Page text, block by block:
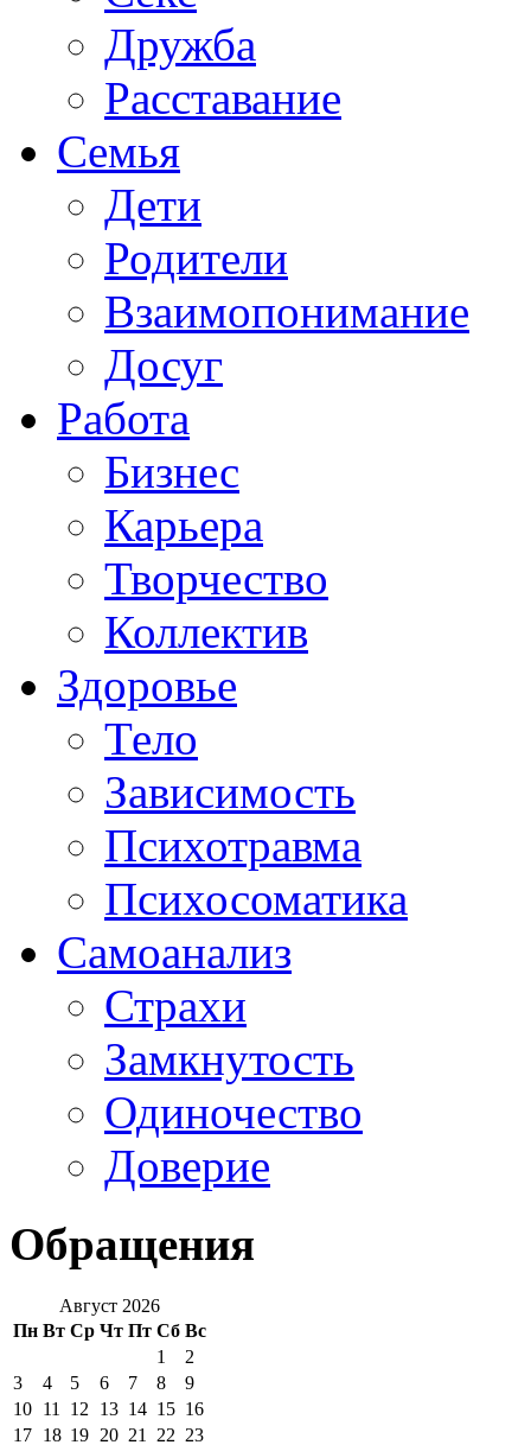
Дружба
Расставание
Семья
Дети
Родители
Взаимопонимание
Досуг
Работа
Бизнес
Карьера
Творчество
Коллектив
Здоровье
Тело
Зависимость
Психотравма
Психосоматика
Самоанализ
Страхи
Замкнутость
Одиночество
Доверие
Обращения
Август 2026
Пн Вт Ср Чт Пт Сб Вс
1
2
3
4 5 6 7 8
9
10 11 12 13 14 15 16
17 18 19 20 21 22 23